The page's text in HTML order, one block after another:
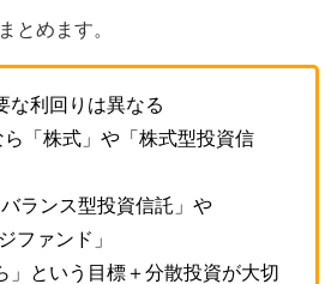
とめます。
な利回りは異なる
「株式」や「株式型投資信
ランス型投資信託」や
ファンド」
」という目標＋分散投資が大切